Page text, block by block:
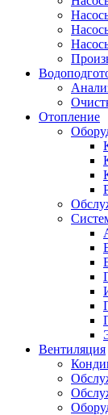
Отопление
Вентиляция